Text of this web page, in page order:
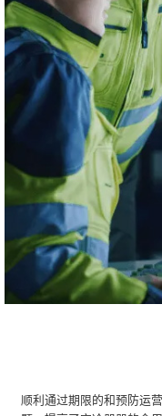
顺利通过期限的和预防运